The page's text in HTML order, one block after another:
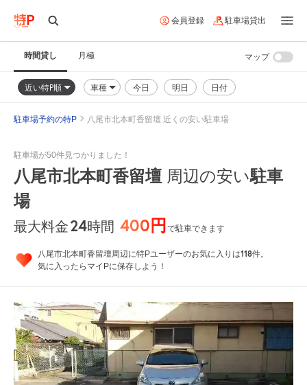
会員登録 駐車場貸出
時間貸し 月極
近い特P順 車種 今日 明日 日付
マップ
駐車場予約の特P 八尾市北本町香留壇 近くの安い駐車場
駐車場が50件見つかりました！
八尾市北本町香留壇 周辺の安い駐車
場
最大料金24時間 400円で駐車できます
八尾市北本町香留壇周辺に特Pユーザーのお気に入りは118件。
気に入ったらマイPに保存しよう！